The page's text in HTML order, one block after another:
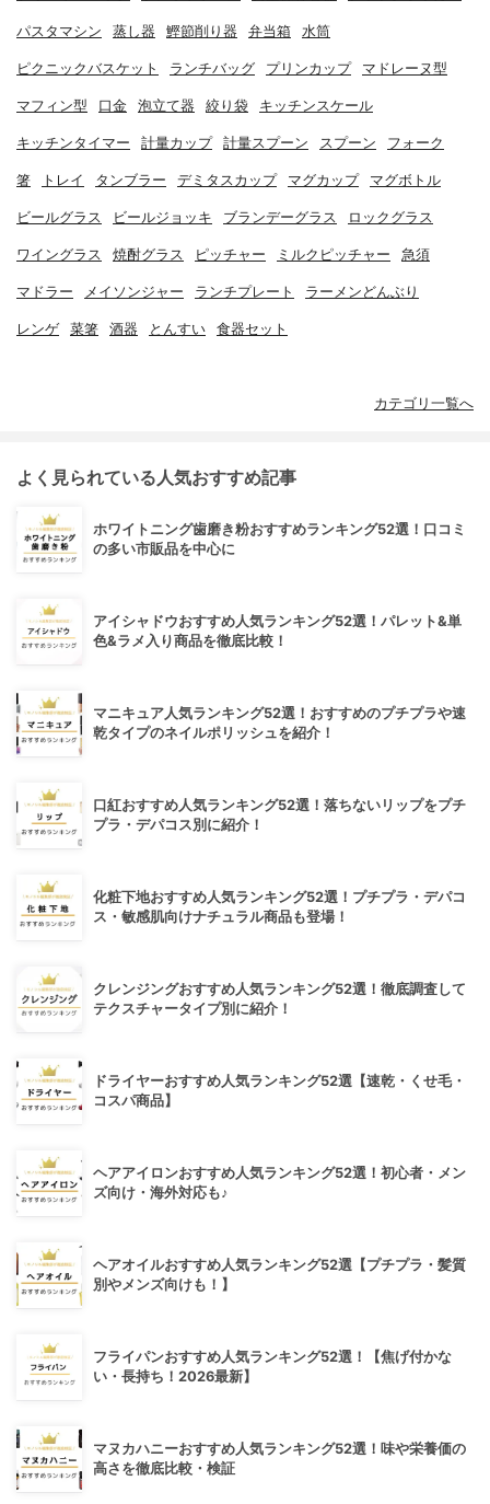
パスタマシン 蒸し器 鰹節削り器 弁当箱 水筒
ピクニックバスケット ランチバッグ プリンカップ マドレーヌ型
マフィン型 口金 泡立て器 絞り袋 キッチンスケール
キッチンタイマー 計量カップ 計量スプーン スプーン フォーク
箸 トレイ タンブラー デミタスカップ マグカップ マグボトル
ビールグラス ビールジョッキ ブランデーグラス ロックグラス
ワイングラス 焼酎グラス ピッチャー ミルクピッチャー 急須
マドラー メイソンジャー ランチプレート ラーメンどんぶり
レンゲ 菜箸 酒器 とんすい 食器セット
カテゴリ一覧へ
よく見られている人気おすすめ記事
ホワイトニング歯磨き粉おすすめランキング52選！口コミ
の多い市販品を中心に
アイシャドウおすすめ人気ランキング52選！パレット&単
色&ラメ入り商品を徹底比較！
マニキュア人気ランキング52選！おすすめのプチプラや速
乾タイプのネイルポリッシュを紹介！
口紅おすすめ人気ランキング52選！落ちないリップをプチ
プラ・デパコス別に紹介！
化粧下地おすすめ人気ランキング52選！プチプラ・デパコ
ス・敏感肌向けナチュラル商品も登場！
クレンジングおすすめ人気ランキング52選！徹底調査して
テクスチャータイプ別に紹介！
ドライヤーおすすめ人気ランキング52選【速乾・くせ毛・
コスパ商品】
ヘアアイロンおすすめ人気ランキング52選！初心者・メン
ズ向け・海外対応も♪
ヘアオイルおすすめ人気ランキング52選【プチプラ・髪質
別やメンズ向けも！】
フライパンおすすめ人気ランキング52選！【焦げ付かな
い・長持ち！2026最新】
マヌカハニーおすすめ人気ランキング52選！味や栄養価の
高さを徹底比較・検証